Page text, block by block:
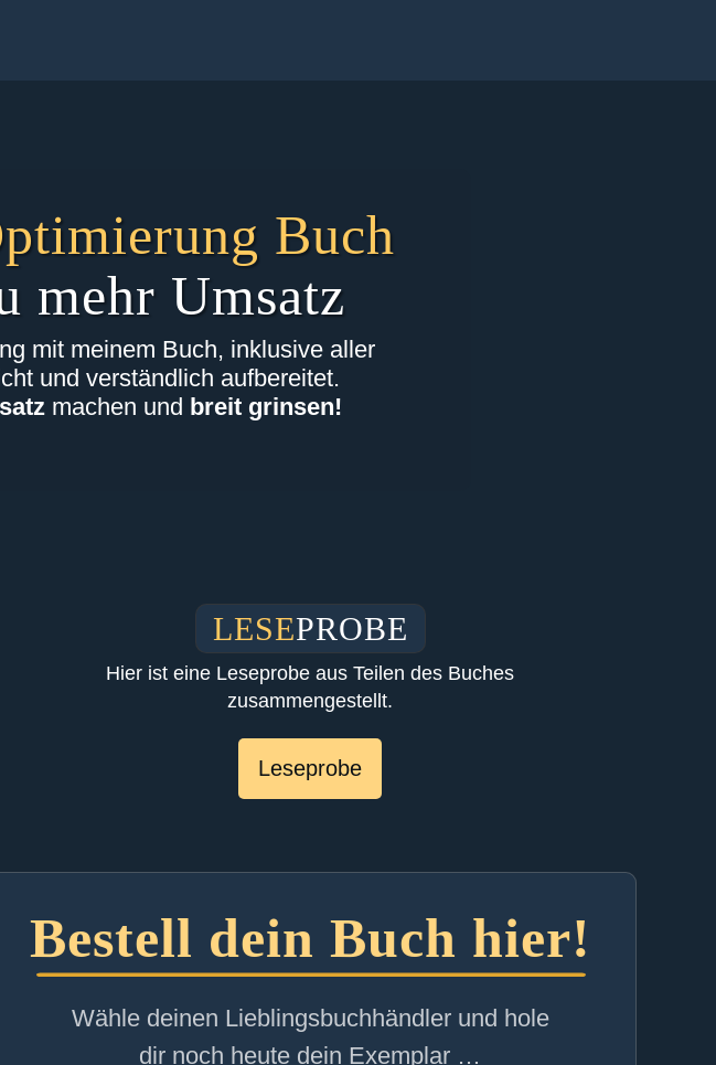
Buch
mehr Umsatz
mit meinem Buch, inklusive aller
und verständlich aufbereitet.
machen und breit grinsen!
LESEPROBE
Hier ist eine Leseprobe aus Teilen des Buches
zusammengestellt.
Leseprobe
Bestell dein Buch hier!
Wähle deinen Lieblingsbuchhändler und hole
dir noch heute dein Exemplar …